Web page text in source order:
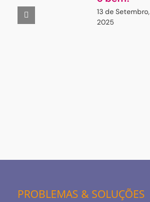
13 de Setembro,
2025
PROBLEMAS & SOLUÇÕES